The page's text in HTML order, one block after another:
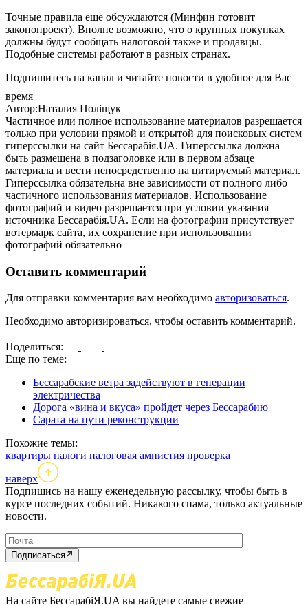
Точные правила еще обсуждаются (Минфин готовит
законопроект). Вполне возможно, что о крупных покупках
должны будут сообщать налоговой также и продавцы.
Подобные системы работают в разных странах.
Подпишитесь на канал и читайте новости в удобное для Вас
время
Автор:Наталия Поліщук
Частичное или полное использование материалов разрешается
только при условии прямой и открытой для поисковых систем
гиперссылки на сайт Бессарабія.UA. Гиперссылка должна
быть размещена в подзаголовке или в первом абзаце
материала и вести непосредственно на цитируемый материал.
Гиперссылка обязательна вне зависимости от полного либо
частичного использования материалов. Использование
фотографий и видео разрешается при условии указания
источника Бессарабія.UA. Если на фотографии присутствует
вотермарк сайта, их сохранение при использовании
фотографий обязательно
Оставить комментарий
Для отправки комментария вам необходимо авторизоваться.
Необходимо авторизироваться, чтобы оставить комментарий.
Поделиться:
Еще по теме:
Бессарабские ветра задействуют в генерации
электричества
Дорога «вина и вкуса» пройдет через Бессарабию
Сарата на пути реконструкции
Похожие темы:
квартиры налоги налоговая амнистия проверка
наверх
Подпишись на нашу еженедельную рассылку, чтобы быть в
курсе последних событий. Никакого спама, только актуальные
новости.
Подписаться
На сайте БессарабіЯ.UA вы найдете самые свежие